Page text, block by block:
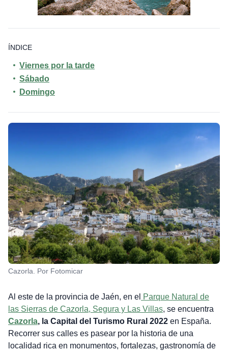
ÍNDICE
Viernes por la tarde
Sábado
Domingo
Cazorla. Por Fotomicar
Al este de la provincia de Jaén, en el Parque Natural de
las Sierras de Cazorla, Segura y Las Villas, se encuentra
Cazorla, la Capital del Turismo Rural 2022en España.
Recorrer sus calles es pasear por la historia de una
localidad rica en monumentos, fortalezas, gastronomía de